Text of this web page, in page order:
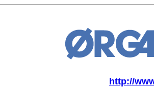
http://